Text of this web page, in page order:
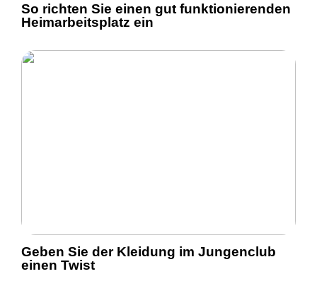
So richten Sie einen gut funktionierenden
Heimarbeitsplatz ein
Geben Sie der Kleidung im Jungenclub
einen Twist